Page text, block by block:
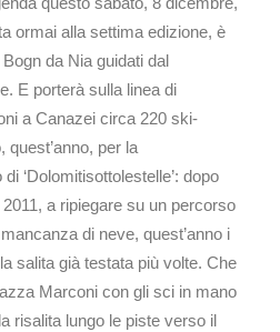
ormai alla settima edizione, è
da Nia guidati dal
E porterà sulla linea di
a Canazei circa 220 ski-
per la
‘Dolomitisottolestelle’: dopo
a ripiegare su un percorso
di neve, quest’anno i
salita già testata più volte. Che
Marconi con gli sci in mano
risalita lungo le piste verso il